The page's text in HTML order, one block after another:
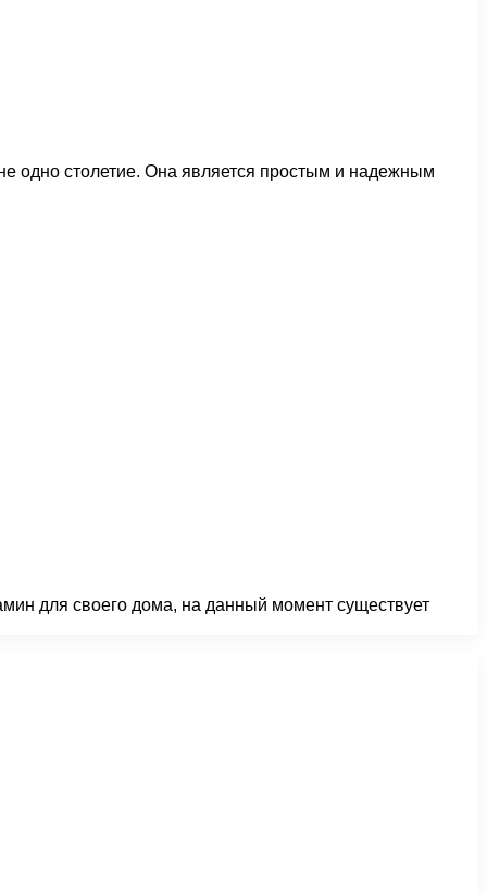
одно столетие. Она является простым и надежным
для своего дома, на данный момент существует